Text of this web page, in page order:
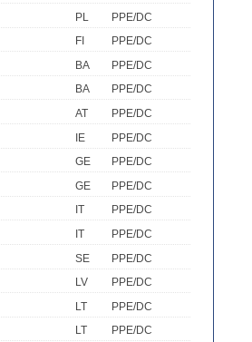
PL
PPE/DC
FI
PPE/DC
BA
PPE/DC
BA
PPE/DC
AT
PPE/DC
IE
PPE/DC
GE
PPE/DC
GE
PPE/DC
IT
PPE/DC
IT
PPE/DC
SE
PPE/DC
LV
PPE/DC
LT
PPE/DC
LT
PPE/DC